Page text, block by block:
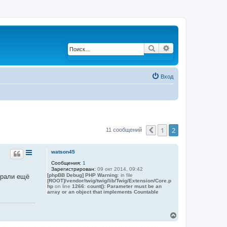
Поиск
Вход
11 сообщений Пред.
1 2
watson45
Сообщения: 1
Зарегистрирован: 09 окт 2014, 09:42
[phpBB Debug] PHP Warning: in file
[ROOT]/vendor/twig/twig/lib/Twig/Extension/Core.p
hpon line 1266: count(): Parameter must be an
array or an object that implements Countable
ещё